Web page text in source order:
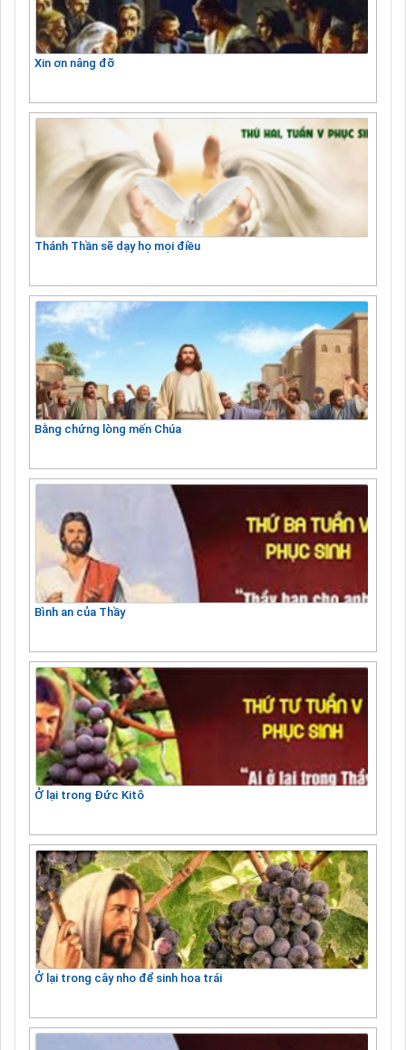
Xin ơn nâng đỡ
Thánh Thần sẽ dạy họ mọi điều
Bằng chứng lòng mến Chúa
Bình an của Thầy
Ở lại trong Đức Kitô
Ở lại trong cây nho để sinh hoa trái